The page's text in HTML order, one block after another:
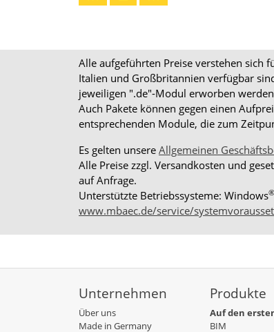
Alle aufgeführten Preise verstehen sich
Italien und Großbritannien verfügbar
jeweiligen ".de"-Modul erworben
Auch Pakete können gegen einen
entsprechenden Module, die zum
Es gelten unsere Allgemeinen
Alle Preise zzgl. Versandkosten und
auf Anfrage.
Unterstützte Betriebssysteme: Windows®
www.mbaec.de/service/
Unternehmen
Über uns
Made in Germany
Produkte
Auf den
BIM